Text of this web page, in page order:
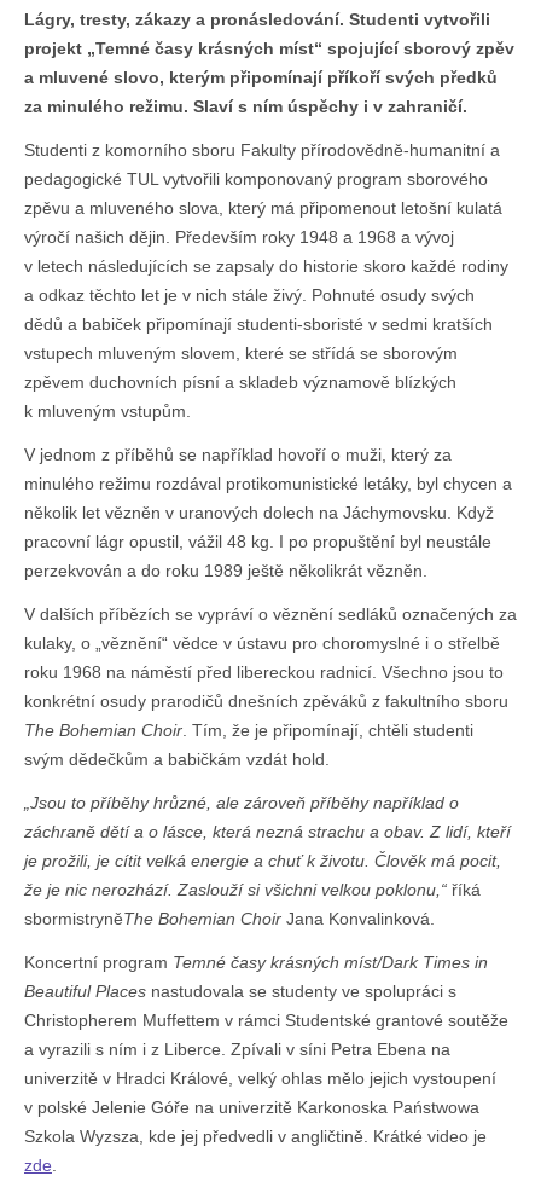
Lágry, tresty, zákazy a pronásledování. Studenti vytvořili
projekt „Temné časy krásných míst“ spojující sborový zpěv
a mluvené slovo, kterým připomínají příkoří svých předků
za minulého režimu. Slaví s ním úspěchy i v zahraničí.
Studenti z komorního sboru Fakulty přírodovědně-humanitní a
pedagogické TUL vytvořili komponovaný program sborového
zpěvu a mluveného slova, který má připomenout letošní kulatá
výročí našich dějin. Především roky 1948 a 1968 a vývoj
v letech následujících se zapsaly do historie skoro každé rodiny
a odkaz těchto let je v nich stále živý. Pohnuté osudy svých
dědů a babiček připomínají studenti-sboristé v sedmi kratších
vstupech mluveným slovem, které se střídá se sborovým
zpěvem duchovních písní a skladeb významově blízkých
k mluveným vstupům.
V jednom z příběhů se například hovoří o muži, který za
minulého režimu rozdával protikomunistické letáky, byl chycen a
několik let vězněn v uranových dolech na Jáchymovsku. Když
pracovní lágr opustil, vážil 48 kg. I po propuštění byl neustále
perzekvován a do roku 1989 ještě několikrát vězněn.
V dalších příbězích se vypráví o věznění sedláků označených za
kulaky, o „věznění“ vědce v ústavu pro choromyslné i o střelbě
roku 1968 na náměstí před libereckou radnicí. Všechno jsou to
konkrétní osudy prarodičů dnešních zpěváků z fakultního sboru
The Bohemian Choir . Tím, že je připomínají, chtěli studenti
svým dědečkům a babičkám vzdát hold.
„Jsou to příběhy hrůzné, ale zároveň příběhy například o
záchraně dětí a o lásce, která nezná strachu a obav. Z lidí, kteří
je prožili, je cítit velká energie a chuť k životu. Člověk má pocit,
že je nic nerozhází. Zaslouží si všichni velkou poklonu,“ říká
sbormistryněThe Bohemian Choir Jana Konvalinková.
Koncertní program Temné časy krásných míst/Dark Times in
Beautiful Places nastudovala se studenty ve spolupráci s
Christopherem Muffettem v rámci Studentské grantové soutěže
a vyrazili s ním i z Liberce. Zpívali v síni Petra Ebena na
univerzitě v Hradci Králové, velký ohlas mělo jejich vystoupení
v polské Jelenie Góře na univerzitě Karkonoska Państwowa
Szkola Wyzsza, kde jej předvedli v angličtině. Krátké video je
zde